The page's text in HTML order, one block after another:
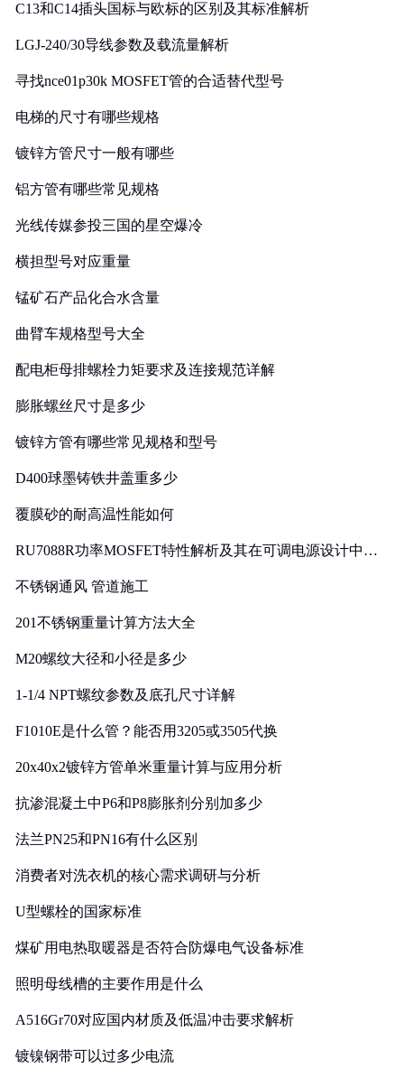
C13和C14插头国标与欧标的区别及其标准解析
LGJ-240/30导线参数及载流量解析
寻找nce01p30k MOSFET管的合适替代型号
电梯的尺寸有哪些规格
镀锌方管尺寸一般有哪些
铝方管有哪些常见规格
光线传媒参投三国的星空爆冷
横担型号对应重量
锰矿石产品化合水含量
曲臂车规格型号大全
配电柜母排螺栓力矩要求及连接规范详解
膨胀螺丝尺寸是多少
镀锌方管有哪些常见规格和型号
D400球墨铸铁井盖重多少
覆膜砂的耐高温性能如何
RU7088R功率MOSFET特性解析及其在可调电源设计中的
不锈钢通风 管道施工
201不锈钢重量计算方法大全
M20螺纹大径和小径是多少
1-1/4 NPT螺纹参数及底孔尺寸详解
F1010E是什么管？能否用3205或3505代换
20x40x2镀锌方管单米重量计算与应用分析
抗渗混凝土中P6和P8膨胀剂分别加多少
法兰PN25和PN16有什么区别
消费者对洗衣机的核心需求调研与分析
U型螺栓的国家标准
煤矿用电热取暖器是否符合防爆电气设备标准
照明母线槽的主要作用是什么
A516Gr70对应国内材质及低温冲击要求解析
镀镍钢带可以过多少电流